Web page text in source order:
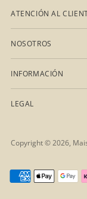
ATENCIÓN AL
NOSOTROS
INFORMACIÓN
LEGAL
Copyright © 2026,